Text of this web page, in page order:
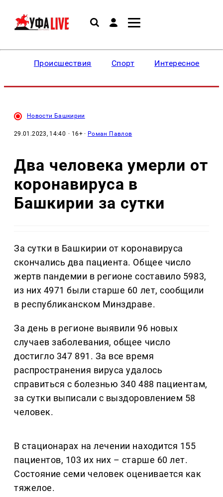
Происшествия Спорт Интересное
Новости Башкирии
29.01.2023, 14:40 · 16+ · Роман Павлов
Два человека умерли от
коронавируса в
Башкирии за сутки
За сутки в Башкирии от коронавируса
скончались два пациента. Общее число
жертв пандемии в регионе составило 5983,
из них 4971 были старше 60 лет, сообщили
в республиканском Минздраве.
За день в регионе выявили 96 новых
случаев заболевания, общее число
достигло 347 891. За все время
распространения вируса удалось
справиться с болезнью 340 488 пациентам,
за сутки выписали с выздоровлением 58
человек.
В стационарах на лечении находится 155
пациентов, 103 их них – старше 60 лет.
Состояние семи человек оценивается как
тяжелое.